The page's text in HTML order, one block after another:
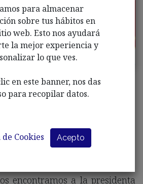
colaboración con la
(cooperativa de Nuestra
comprometida siempre a
nuestros objetivos.
encontramos a la presidenta
para almacenar
sobre tus hábitos en
web. Esto nos ayudará
la mejor experiencia y
lo que ves.
en este banner, nos das
para recopilar datos.
Cookies Acepto